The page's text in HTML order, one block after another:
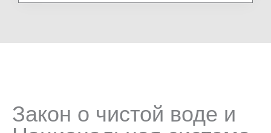
Закон о чистой воде и